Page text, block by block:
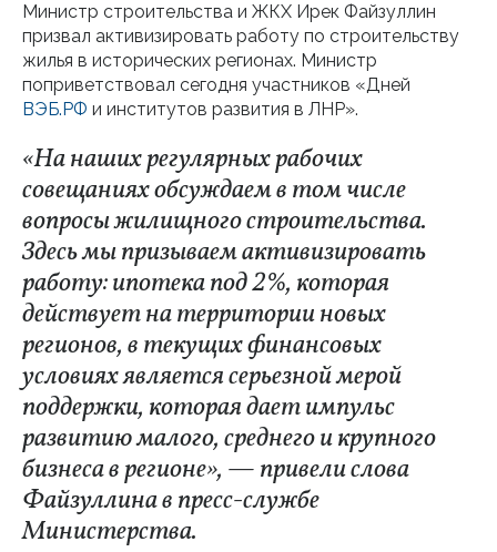
Министр строительства и ЖКХ Ирек Файзуллин
призвал активизировать работу по строительству
жилья в исторических регионах. Министр
поприветствовал сегодня участников «Дней
ВЭБ.РФ и институтов развития в ЛНР».
«На наших регулярных рабочих
совещаниях обсуждаем в том числе
вопросы жилищного строительства.
Здесь мы призываем активизировать
работу: ипотека под 2%, которая
действует на территории новых
регионов, в текущих финансовых
условиях является серьезной мерой
поддержки, которая дает импульс
развитию малого, среднего и крупного
бизнеса в регионе», — привели слова
Файзуллина в пресс-службе
Министерства.